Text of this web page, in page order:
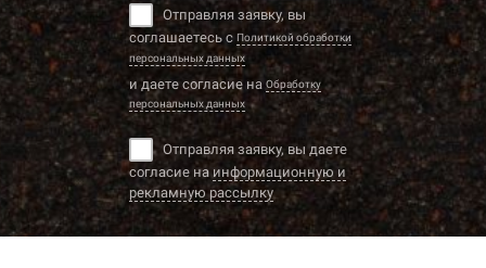
Отправляя заявку, вы
соглашаетесь с Политикой обработки
персональных данных
и даете согласие на Обработку
персональных данных
Отправляя заявку, вы даете
согласие наинформационную и
рекламную рассылку